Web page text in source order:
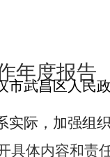
年度报告
市武昌区人民
实际，加强组
具体内容和责